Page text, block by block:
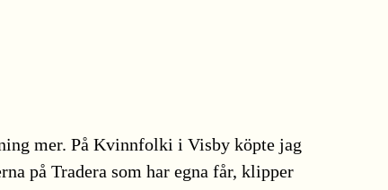
mer. På Kvinnfolki i Visby köpte jag
på Tradera som har egna får, klipper